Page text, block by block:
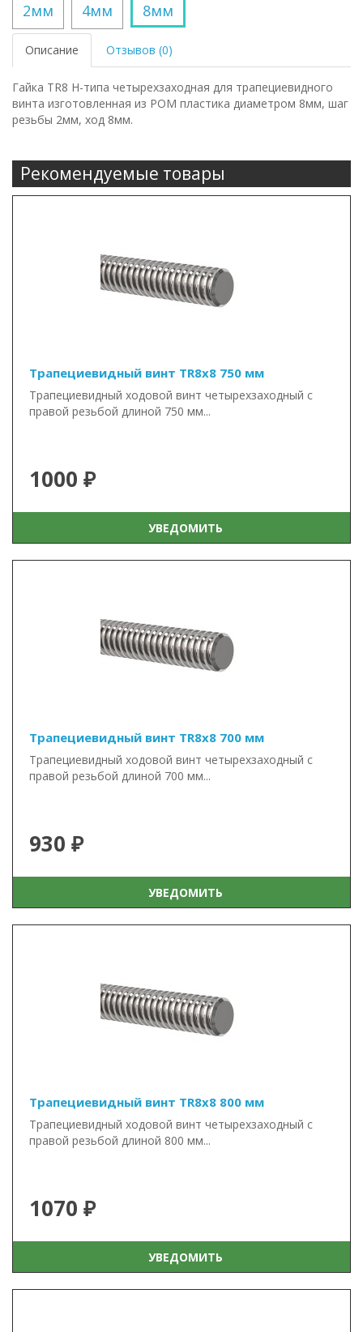
2мм 4мм 8мм
Описание Отзывов (0)
Гайка TR8 Н-типа четырехзаходная для трапециевидного
винта изготовленная из POM пластика диаметром 8мм, шаг
резьбы 2мм, ход 8мм.
Рекомендуемые товары
Трапециевидный винт TR8x8 750 мм
Трапециевидный ходовой винт четырехзаходный с
правой резьбой длиной 750 мм...
1000 ₽
УВЕДОМИТЬ
Трапециевидный винт TR8x8 700 мм
Трапециевидный ходовой винт четырехзаходный с
правой резьбой длиной 700 мм...
930 ₽
УВЕДОМИТЬ
Трапециевидный винт TR8x8 800 мм
Трапециевидный ходовой винт четырехзаходный с
правой резьбой длиной 800 мм...
1070 ₽
УВЕДОМИТЬ